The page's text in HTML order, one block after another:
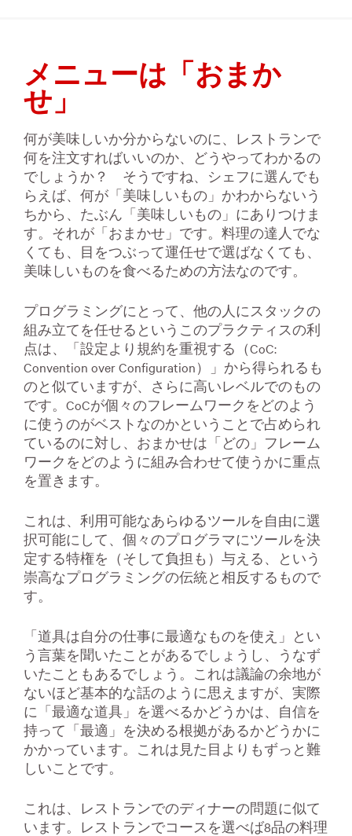
メニューは「おまか
せ」
何が美味しいか分からないのに、レストランで
何を注文すればいいのか、どうやってわかるの
でしょうか？ そうですね、シェフに選んでも
らえば、何が「美味しいもの」かわからないう
ちから、たぶん「美味しいもの」にありつけま
す。それが「おまかせ」です。料理の達人でな
くても、目をつぶって運任せで選ばなくても、
美味しいものを食べるための方法なのです。
プログラミングにとって、他の人にスタックの
組み立てを任せるというこのプラクティスの利
点は、「設定より規約を重視する（CoC:
Convention over Configuration）」から得られるも
のと似ていますが、さらに高いレベルでのもの
です。CoCが個々のフレームワークをどのよう
に使うのがベストなのかということで占められ
ているのに対し、おまかせは「どの」フレーム
ワークをどのように組み合わせて使うかに重点
を置きます。
これは、利用可能なあらゆるツールを自由に選
択可能にして、個々のプログラマにツールを決
定する特権を（そして負担も）与える、という
崇高なプログラミングの伝統と相反するもので
す。
「道具は自分の仕事に最適なものを使え」とい
う言葉を聞いたことがあるでしょうし、うなず
いたこともあるでしょう。これは議論の余地が
ないほど基本的な話のように思えますが、実際
に「最適な道具」を選べるかどうかは、自信を
持って「最適」を決める根拠があるかどうかに
かかっています。これは見た目よりもずっと難
しいことです。
これは、レストランでのディナーの問題に似て
います。レストランでコースを選べば8品の料理